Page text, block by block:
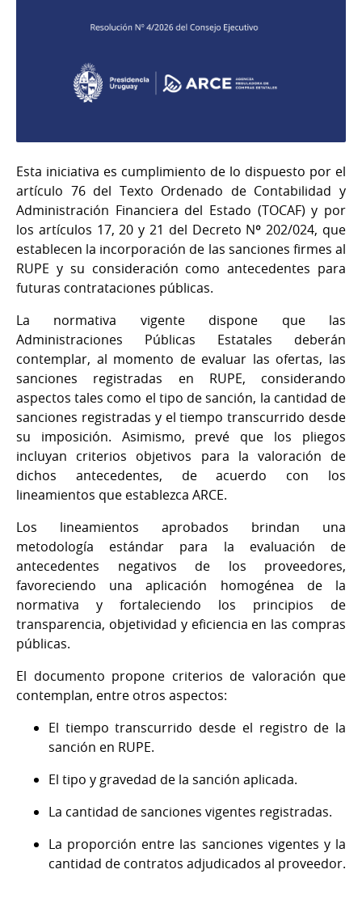
Esta iniciativa es cumplimiento de lo dispuesto por el
artículo 76 del Texto Ordenado de Contabilidad y
Administración Financiera del Estado (TOCAF) y por
los artículos 17, 20 y 21 del Decreto Nº 202/024, que
establecen la incorporación de las sanciones firmes al
RUPE y su consideración como antecedentes para
futuras contrataciones públicas.
La normativa vigente dispone que las
Administraciones Públicas Estatales deberán
contemplar, al momento de evaluar las ofertas, las
sanciones registradas en RUPE, considerando
aspectos tales como el tipo de sanción, la cantidad de
sanciones registradas y el tiempo transcurrido desde
su imposición. Asimismo, prevé que los pliegos
incluyan criterios objetivos para la valoración de
dichos antecedentes, de acuerdo con los
lineamientos que establezca ARCE.
Los lineamientos aprobados brindan una
metodología estándar para la evaluación de
antecedentes negativos de los proveedores,
favoreciendo una aplicación homogénea de la
normativa y fortaleciendo los principios de
transparencia, objetividad y eficiencia en las compras
públicas.
El documento propone criterios de valoración que
contemplan, entre otros aspectos:
El tiempo transcurrido desde el registro de la
sanción en RUPE.
El tipo y gravedad de la sanción aplicada.
La cantidad de sanciones vigentes registradas.
La proporción entre las sanciones vigentes y la
cantidad de contratos adjudicados al proveedor.